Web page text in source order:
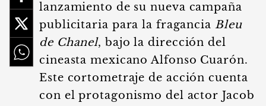
lanzamiento de su nueva campaña
publicitaria para la fragancia Bleu
de Chanel, bajo la dirección del
cineasta mexicano Alfonso Cuarón.
Este cortometraje de acción cuenta
con el protagonismo del actor Jacob